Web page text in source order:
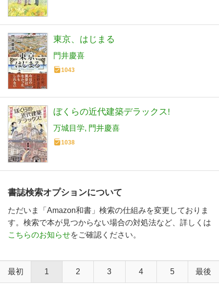
東京、はじまる
門井慶喜
1043
ぼくらの近代建築デラックス!
万城目学 門井慶喜
1038
書誌検索オプションについて
ただいま「Amazon和書」検索の仕組みを変更しておりま
す。検索で本が見つからない場合の対処法など、詳しくは
こちらのお知らせをご確認ください。
最初 1 2 3 4 5 最後